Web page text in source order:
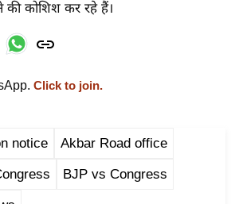
की कोशिश कर रहे हैं।
Click to join.
notice Akbar Road office
BJP vs Congress